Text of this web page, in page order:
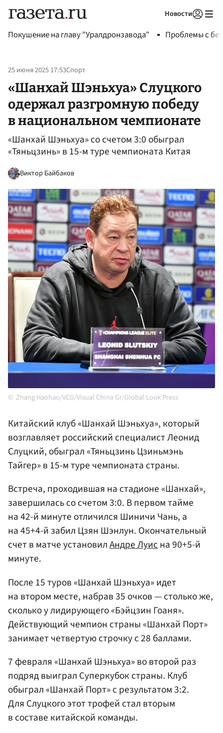
Новости
Покушение на главу "Уралдронзавода" Проблемы с
25 июня 2025 17:53Спорт
«Шанхай Шэньхуа» Слуцкого
одержал разгромную победу
в национальном чемпионате
«Шанхай Шэньхуа» со счетом 3:0 обыграл
«Тяньцзинь» в 15-м туре чемпионата Китая
Виктор Байбаков
Zhang Haohao/VCG/Visual China Gr/Global Look Press
Китайский клуб «Шанхай Шэньхуа», который
возглавляет российский специалист Леонид
Слуцкий, обыграл «Тяньцзинь Цзиньмэнь
Тайгер» в 15-м туре чемпионата страны.
Встреча, проходившая на стадионе «Шанхай»,
завершилась со счетом 3:0. В первом тайме
на 42-й минуте отличился Шиничи Чань, а
на 45+4-й забил Цзян Шэнлун. Окончательный
счет в матче установилАндре Луисна 90+5-й
минуте.
После 15 туров «Шанхай Шэньхуа» идет
на втором месте, набрав 35 очков — столько же,
сколько у лидирующего «Бэйцзин Гоаня».
Действующий чемпион страны «Шанхай Порт»
занимает четвертую строчку с 28 баллами.
7 февраля «Шанхай Шэньхуа» во второй раз
подряд выиграл Суперкубок страны. Клуб
обыграл «Шанхай Порт» с результатом 3:2.
Для Слуцкого этот трофей стал вторым
в составе китайской команды.